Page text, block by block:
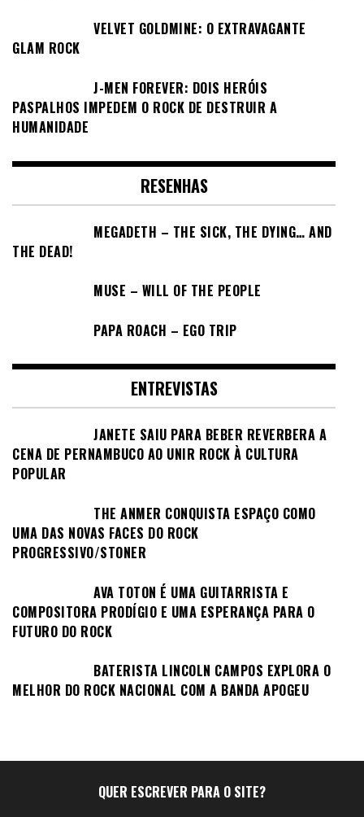
VELVET GOLDMINE: O EXTRAVAGANTE
GLAM ROCK
J-MEN FOREVER: DOIS HERÓIS
PASPALHOS IMPEDEM O ROCK DE DESTRUIR A
HUMANIDADE
RESENHAS
MEGADETH – THE SICK, THE DYING… AND
THE DEAD!
MUSE – WILL OF THE PEOPLE
PAPA ROACH – EGO TRIP
ENTREVISTAS
JANETE SAIU PARA BEBER REVERBERA A
CENA DE PERNAMBUCO AO UNIR ROCK À CULTURA
POPULAR
THE ANMER CONQUISTA ESPAÇO COMO
UMA DAS NOVAS FACES DO ROCK
PROGRESSIVO/STONER
AVA TOTON É UMA GUITARRISTA E
COMPOSITORA PRODÍGIO E UMA ESPERANÇA PARA O
FUTURO DO ROCK
BATERISTA LINCOLN CAMPOS EXPLORA O
MELHOR DO ROCK NACIONAL COM A BANDA APOGEU
QUER ESCREVER PARA O SITE?